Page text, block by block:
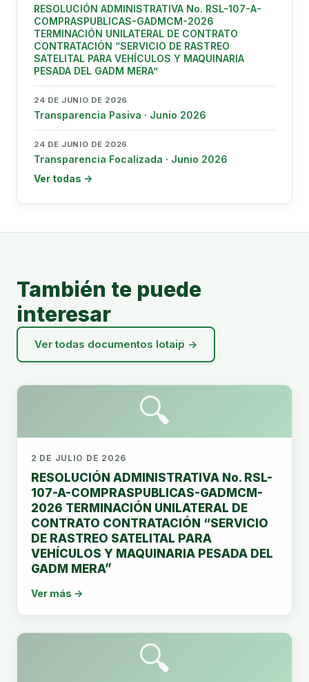
RESOLUCIÓN ADMINISTRATIVA No. RSL-107-A-
COMPRASPUBLICAS-GADMCM-2026
TERMINACIÓN UNILATERAL DE CONTRATO
CONTRATACIÓN “SERVICIO DE RASTREO
SATELITAL PARA VEHÍCULOS Y MAQUINARIA
PESADA DEL GADM MERA”
24 DE JUNIO DE 2026
Transparencia Pasiva · Junio 2026
24 DE JUNIO DE 2026
Transparencia Focalizada · Junio 2026
Ver todas →
También te puede
interesar
Ver todas documentos lotaip →
🔍
2 DE JULIO DE 2026
RESOLUCIÓN ADMINISTRATIVA No. RSL-
107-A-COMPRASPUBLICAS-GADMCM-
2026 TERMINACIÓN UNILATERAL DE
CONTRATO CONTRATACIÓN “SERVICIO
DE RASTREO SATELITAL PARA
VEHÍCULOS Y MAQUINARIA PESADA DEL
GADM MERA”
Ver más →
🔍